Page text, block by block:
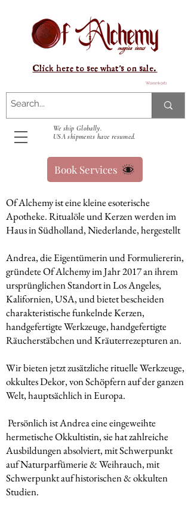
Warenkorb
We ship Globally.
USA shipments have resumed.
Click here to see what's on sale.
Book Services
Of Alchemy ist eine kleine esoterische
Apotheke. Ritualöle und Kerzen werden im
Haus in Südholland, Niederlande, hergestellt
Andrea, die Eigentümerin und Formuliererin,
gründete Of Alchemy im Jahr 2017 an ihrem
ursprünglichen Standort in Los Angeles,
Kalifornien, USA, und bietet bescheiden
charakteristische funkelnde Kerzen,
handgefertigte Werkzeuge, handgefertigte
Räucherstäbchen und Kräuterrezepturen an.
Wir bieten jetzt zusätzliche rituelle Werkzeuge,
okkultes Dekor, von Schöpfern auf der ganzen
Welt, hauptsächlich in Europa.
​ Persönlich ist Andrea eine eingeweihte
hermetische Okkultistin, sie hat zahlreiche
Ausbildungen absolviert, mit Schwerpunkt
auf Naturparfümerie & Weihrauch, mit
Schwerpunkt auf historischen & okkulten
Studien.